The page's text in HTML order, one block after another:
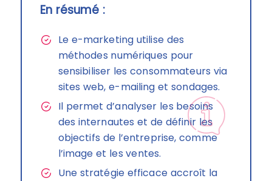
En résumé :
Le e-marketing utilise des
méthodes numériques pour
sensibiliser les consommateurs via
sites web, e-mailing et sondages.
Il permet d’analyser les besoins
des internautes et de définir les
objectifs de l’entreprise, comme
l’image et les ventes.
Une stratégie efficace accroît la